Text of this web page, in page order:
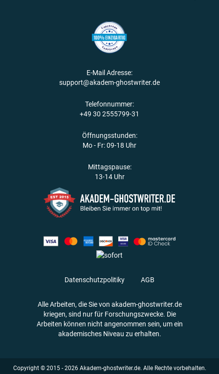
Datenschutzpolitiky AGB
Alle Arbeiten, die Sie von akadem-ghostwriter.de
kriegen, sind nur für Forschungszwecke. Die
Arbeiten können nicht angenommen sein, um ein
akademisches Niveau zu erhalten.
E-Mail Adresse:
support@akadem-ghostwriter.de
Telefonnummer:
+49 30 2555799-31
Öffnungsstunden:
Mo - Fr: 09-18 Uhr
Mittagspause:
13-14 Uhr
Copyright © 2015 - 2026 Akadem-ghostwriter.de. Alle Rechte vorbehalten.